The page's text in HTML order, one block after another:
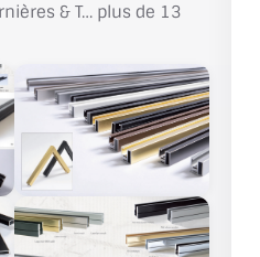
INSPIRATIONS
& T… plus de 13